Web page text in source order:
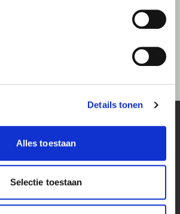
Details tonen
Alles toestaan
Selectie toestaan
Locations
1/3